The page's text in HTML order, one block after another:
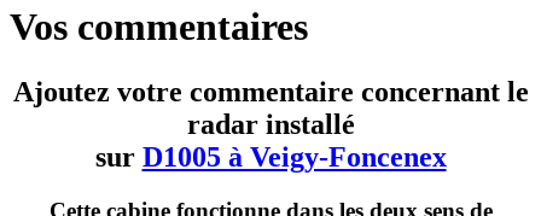
Vos commentaires
Ajoutez votre commentaire concernant le
radar installé
sur D1005 à Veigy-Foncenex
Cette cabine fonctionne dans les deux sens de